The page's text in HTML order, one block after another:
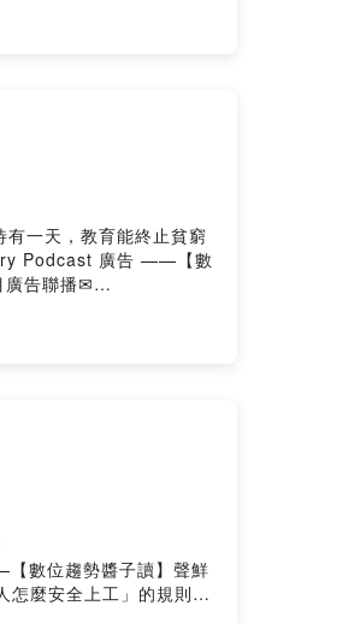
join留言告
一天，教育能終止貧窮
Podcast 廣告 ——【數
廣告聯播✉
by
數位趨勢醬子讀】聲鮮
麼安全上工」的規則先